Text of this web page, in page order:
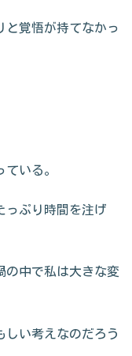
と覚悟が持てなかっ
いる。
っぷり時間を注げ
の中で私は大きな変
しい考えなのだろう